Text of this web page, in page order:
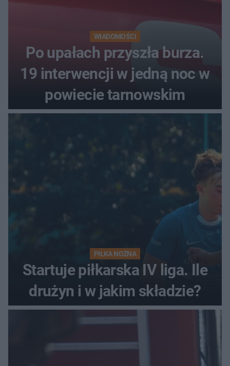
WIADOMOŚCI
Po upałach przyszła burza.
19 interwencji w jedną noc w
powiecie tarnowskim
PIŁKA NOŻNA
Startuje piłkarska IV liga. Ile
drużyn i w jakim składzie?